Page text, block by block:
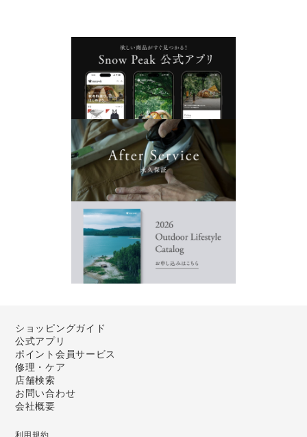
ショッピングガイド
公式アプリ
ポイント会員サービス
修理・ケア
店舗検索
お問い合わせ
会社概要